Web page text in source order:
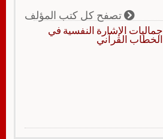
تصفح كل كتب المؤلف
جماليات الإشارة النفسية في
الخطاب القرآني